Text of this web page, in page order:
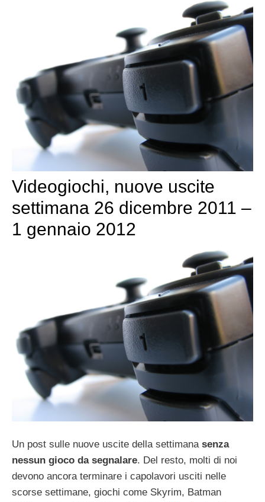
Videogiochi, nuove uscite
settimana 26 dicembre 2011 –
1 gennaio 2012
Un post sulle nuove uscite della settimana senza
nessun gioco da segnalare. Del resto, molti di noi
devono ancora terminare i capolavori usciti nelle
scorse settimane, giochi come Skyrim, Batman